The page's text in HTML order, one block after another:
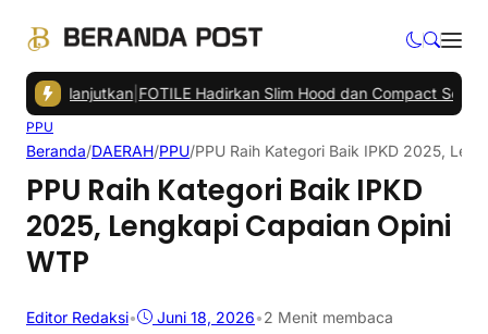
Dilanjutkan|FOTILE Hadirkan Slim Hood dan Compact Series di
PPU
Beranda/DAERAH/PPU/PPU Raih Kategori Baik IPKD 2025,
PPU Raih Kategori Baik IPKD
2025, Lengkapi Capaian Opini
WTP
Editor Redaksi• Juni 18, 2026•2 Menit membaca